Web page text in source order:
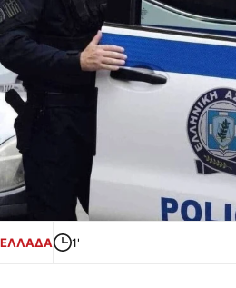
ΕΛΛΑΔΑ 1'